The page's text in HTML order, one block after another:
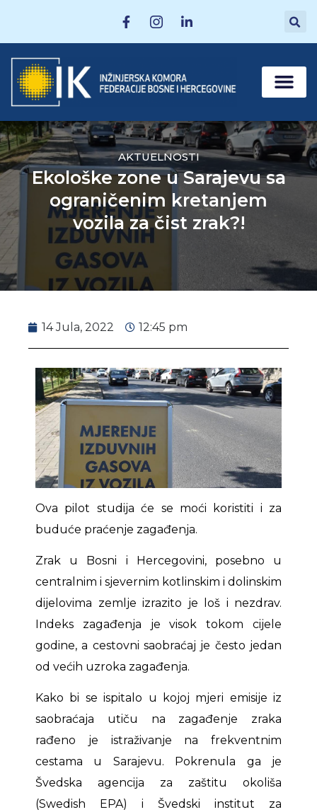
AKTUELNOSTI
Ekološke zone u Sarajevu sa
ograničenim kretanjem
vozila za čist zrak?!
14 Jula, 2022 12:45 pm
Ova pilot studija će se moći koristiti i za
buduće praćenje zagađenja.
Zrak u Bosni i Hercegovini, posebno u
centralnim i sjevernim kotlinskim i dolinskim
dijelovima zemlje izrazito je loš i nezdrav.
Indeks zagađenja je visok tokom cijele
godine, a cestovni saobraćaj je često jedan
od većih uzroka zagađenja.
Kako bi se ispitalo u kojoj mjeri emisije iz
saobraćaja utiču na zagađenje zraka
rađeno je istraživanje na frekventnim
cestama u Sarajevu. Pokrenula ga je
Švedska agencija za zaštitu okoliša
(Swedish EPA) i Švedski institut za